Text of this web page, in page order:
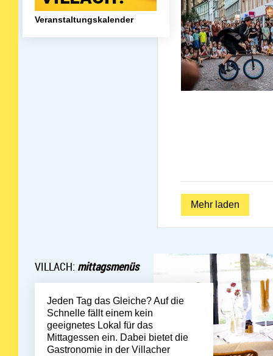
Mehr laden
Mehr lesen: Veranstaltungskalender
Veranstaltungskalender
VILLACH: mittagsmenüs
Jeden Tag das Gleiche? Auf die
Schnelle fällt einem kein
geeignetes Lokal für das
Mittagessen ein. Dabei bietet die
Gastronomie in der Villacher